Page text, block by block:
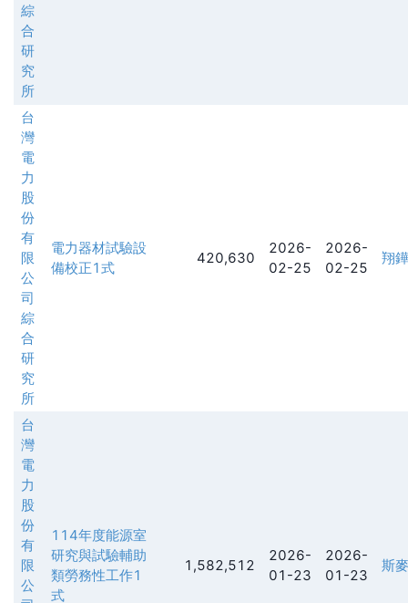
綜
合
研
究
所
台
灣
電
力
股
份
有
限
公
司
綜
合
研
究
所
電力器材試驗設
備校正1式
420,630
2026-
02-25
2026-
02-25
翔
台
灣
電
力
股
份
有
限
公
114年度能源室
研究與試驗輔助
類勞務性工作1
式
1,582,512
2026-
01-23
2026-
01-23
斯